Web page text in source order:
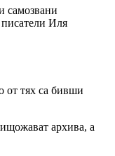
самозвани
писатели Иля
от тях са бивши
архива, а